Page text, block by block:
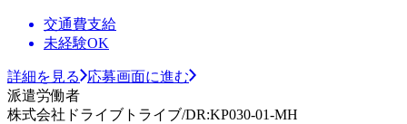
交通費支給
未経験OK
詳細を見る
応募画面に進む
派遣労働者
株式会社ドライブトライブ/DR:KP030-01-MH